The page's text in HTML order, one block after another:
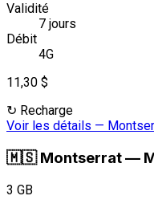
Validité
7 jours
Débit
4G
11,30 $
↻ Recharge
Voir les détails —
🇲🇸 Montserrat—
3 GB